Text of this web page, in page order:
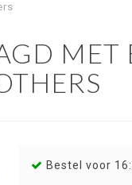
MET
Bestel voor